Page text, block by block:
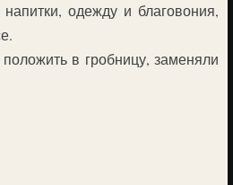
одежду и благовония,
в гробницу, заменяли